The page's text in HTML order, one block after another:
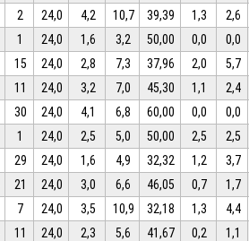
2 24,0 4,2 10,7 39,39 1,3 2,6
1 24,0 1,6 3,2 50,00 0,0 0,0
15 24,0 2,8 7,3 37,96 2,0 5,7
11 24,0 3,2 7,0 45,30 1,1 2,4
30 24,0 4,1 6,8 60,00 0,0 0,0
1 24,0 2,5 5,0 50,00 2,5 2,5
29 24,0 1,6 4,9 32,32 1,2 3,7
21 24,0 3,0 6,6 46,05 0,7 1,7
7 24,0 3,5 10,9 32,18 1,3 4,4
11 24,0 2,3 5,6 41,67 0,2 1,1